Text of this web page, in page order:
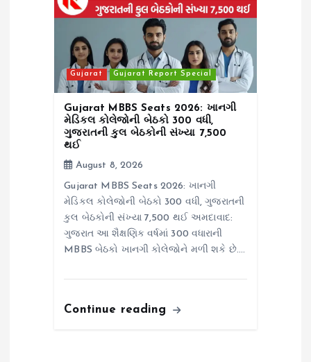
Gujarat Gujarat Report Special
Gujarat MBBS Seats 2026: ખાનગી
મેડિકલ કોલેજોની બેઠકો 300 વધી,
ગુજરાતની કુલ બેઠકોની સંખ્યા 7,500
થઈ
August 8, 2026
Gujarat MBBS Seats 2026: ખાનગી
મેડિકલ કોલેજોની બેઠકો 300 વધી, ગુજરાતની
કુલ બેઠકોની સંખ્યા 7,500 થઈ અમદાવાદ:
ગુજરાત આ શૈક્ષણિક વર્ષમાં 300 વધારાની
MBBS બેઠકો ખાનગી કોલેજોને મળી શકે છે.…
Continue reading